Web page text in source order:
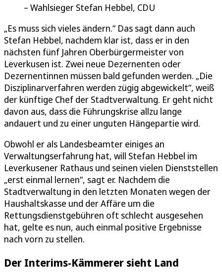
Wahlsieger Stefan Hebbel, CDU
„Es muss sich vieles ändern.“ Das sagt dann auch
Stefan Hebbel, nachdem klar ist, dass er in den
nächsten fünf Jahren Oberbürgermeister von
Leverkusen ist. Zwei neue Dezernenten oder
Dezernentinnen müssen bald gefunden werden. „Die
Disziplinarverfahren werden zügig abgewickelt“, weiß
der künftige Chef der Stadtverwaltung. Er geht nicht
davon aus, dass die Führungskrise allzu lange
andauert und zu einer unguten Hängepartie wird.
Obwohl er als Landesbeamter einiges an
Verwaltungserfahrung hat, will Stefan Hebbel im
Leverkusener Rathaus und seinen vielen Dienststellen
„erst einmal lernen“, sagt er. Nachdem die
Stadtverwaltung in den letzten Monaten wegen der
Haushaltskasse und der Affäre um die
Rettungsdienstgebühren oft schlecht ausgesehen
hat, gelte es nun, auch einmal positive Ergebnisse
nach vorn zu stellen.
Der Interims-Kämmerer sieht Land